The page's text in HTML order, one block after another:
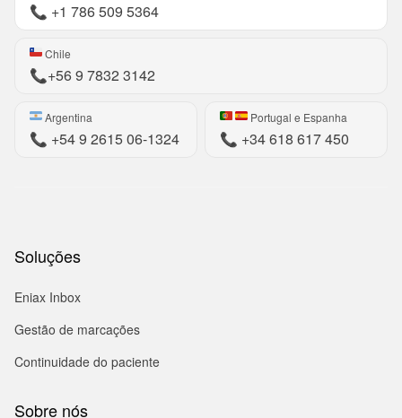
📞 +1 786 509 5364
Chile
📞+56 9 7832 3142
Argentina
📞 +54 9 2615 06-1324
Portugal e Espanha
📞 +34 618 617 450
Soluções
Eniax Inbox
Gestão de marcações
Continuidade do paciente
Sobre nós